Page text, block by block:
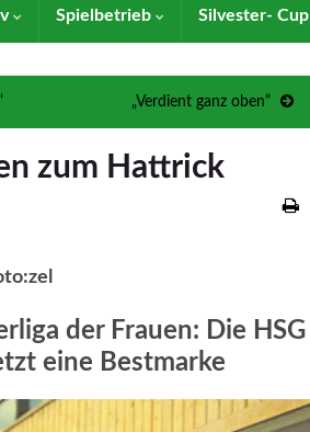
Spielbetrieb Silvester- Cup
„Verdient ganz oben“
zum Hattrick
der Frauen: Die HSG
eine Bestmarke